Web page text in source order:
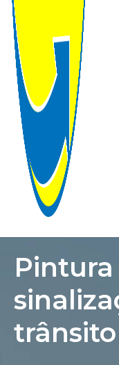
HOME
EMPRESA
GALERIA
Pintura
trânsito